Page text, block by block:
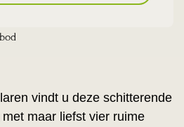
vindt u deze schitterende
maar liefst vier ruime